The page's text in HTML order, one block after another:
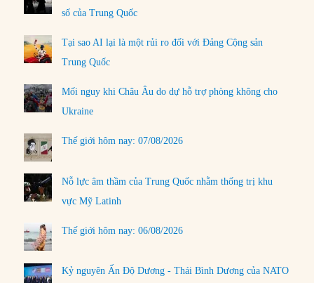
số của Trung Quốc
Tại sao AI lại là một rủi ro đối với Đảng Cộng sản
Trung Quốc
Mối nguy khi Châu Âu do dự hỗ trợ phòng không cho
Ukraine
Thế giới hôm nay: 07/08/2026
Nỗ lực âm thầm của Trung Quốc nhằm thống trị khu
vực Mỹ Latinh
Thế giới hôm nay: 06/08/2026
Kỷ nguyên Ấn Độ Dương - Thái Bình Dương của NATO